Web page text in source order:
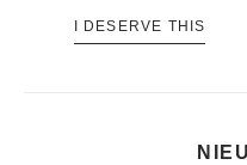
I DESERVE THIS